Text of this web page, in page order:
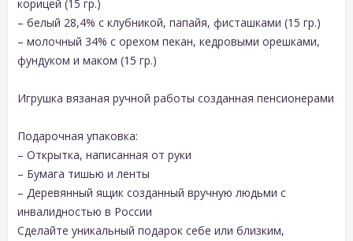
корицей (15 гр.)
– белый 28,4% с клубникой, папайя, фисташками (15 гр.)
– молочный 34% с орехом пекан, кедровыми орешками,
фундуком и маком (15 гр.)
Игрушка вязаная ручной работы созданная пенсионерами
Подарочная упаковка:
– Открытка, написанная от руки
– Бумага тишью и ленты
– Деревянный ящик созданный вручную людьми с
инвалидностью в России
Сделайте уникальный подарок себе или близким,